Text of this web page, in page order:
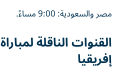
مصر والسعودية: 9:00 مساءً.
القنوات الناقلة
إفريقيا